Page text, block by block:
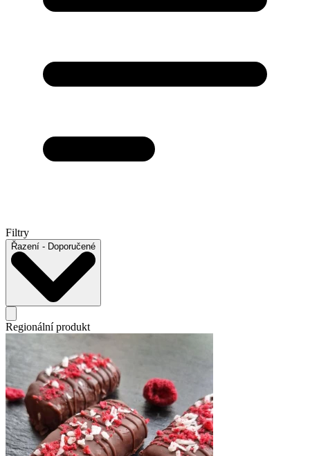
Filtry
Řazení - Doporučené
Regionální produkt